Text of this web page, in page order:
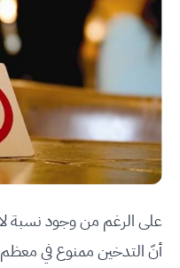
على الرغم من وجود نسبة لا
أنّ التدخين ممنوع في معظم